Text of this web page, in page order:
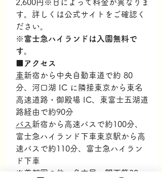
2,600円※日によって料金が異なりま
す。詳しくは公式サイトをご確認く
ださい。
※富士急ハイランドは入園無料で
す。
■アクセス
車新宿から中央自動車道で約 80
分、河口湖 IC に隣接東京から東名
高速道路・御殿場 IC、東富士五湖道
路経由で約90分
バス 新宿から高速バスで約100分、
富士急ハイランド下車東京駅から高
速バスで約110分、富士急ハイラン
ド下車
※首都圏の他、名古屋、関西等30ヶ